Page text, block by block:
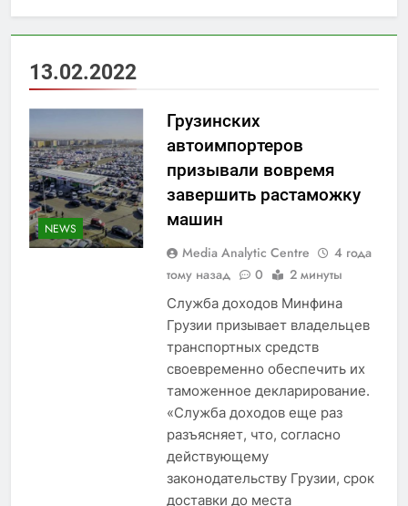
13.02.2022
NEWS
Грузинских
автоимпортеров
призывали вовремя
завершить растаможку
машин
Media Analytic Centre
4 года
тому назад
0 2 минуты
Служба доходов Минфина
Грузии призывает владельцев
транспортных средств
своевременно обеспечить их
таможенное декларирование.
«Служба доходов еще раз
разъясняет, что, согласно
действующему
законодательству Грузии, срок
доставки до места